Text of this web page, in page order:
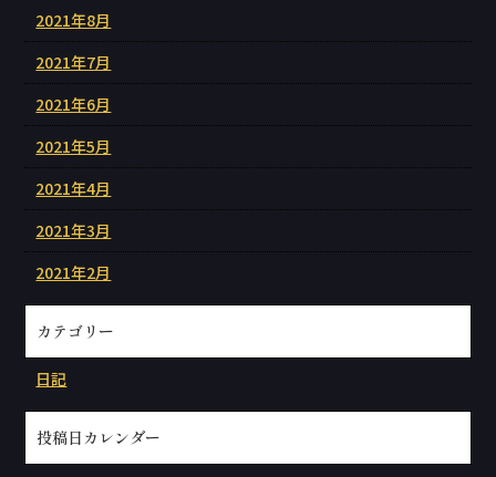
2021年8月
2021年7月
2021年6月
2021年5月
2021年4月
2021年3月
2021年2月
カテゴリー
日記
投稿日カレンダー